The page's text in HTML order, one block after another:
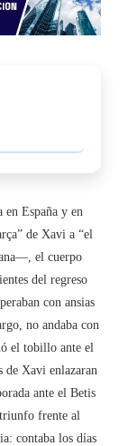
España y en
de Xavi a “el
el cuerpo
del regreso
con ansias
no andaba con
el tobillo ante el
de Xavi enlazaran
ante el Betis
frente al
contaba los días